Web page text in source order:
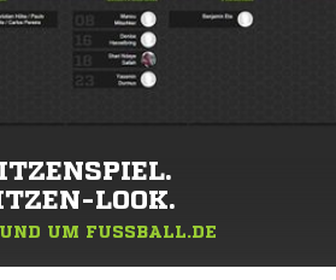
LOOK.
UM FUSSBALL.DE